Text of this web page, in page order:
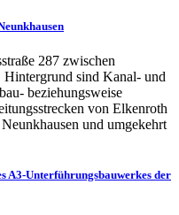
287 zwischen
Hintergrund sind Kanal- und
beziehungsweise
von Elkenroth
und umgekehrt
A3-Unterführungsbauwerkes der